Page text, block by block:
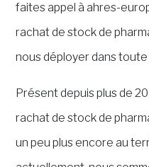
faites appel à ahres-
rachat de stock de
nous déployer dans toute
Présent depuis plus de
rachat de stock de
un peu plus encore au